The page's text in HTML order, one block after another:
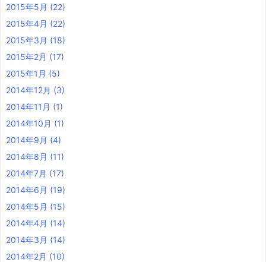
2015年5月 (22)
2015年4月 (22)
2015年3月 (18)
2015年2月 (17)
2015年1月 (5)
2014年12月 (3)
2014年11月 (1)
2014年10月 (1)
2014年9月 (4)
2014年8月 (11)
2014年7月 (17)
2014年6月 (19)
2014年5月 (15)
2014年4月 (14)
2014年3月 (14)
2014年2月 (10)